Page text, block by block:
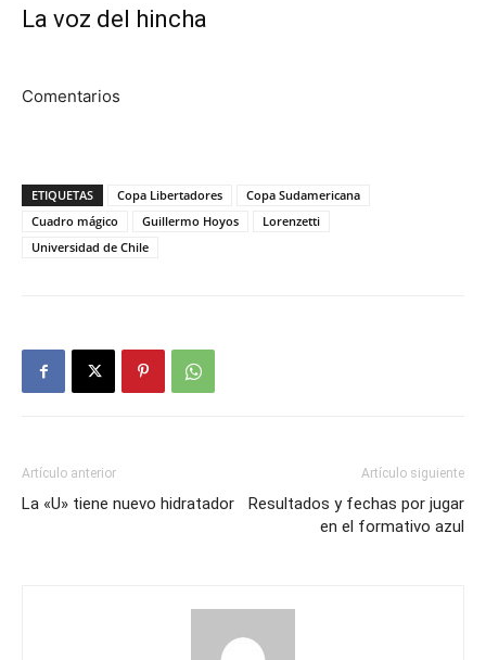
La voz del hincha
Comentarios
ETIQUETAS Copa Libertadores
Copa Sudamericana
Cuadro mágico
Guillermo Hoyos
Lorenzetti
Universidad de Chile
Artículo anterior
La «U» tiene nuevo hidratador
Artículo siguiente
Resultados y fechas por jugar
en el formativo azul